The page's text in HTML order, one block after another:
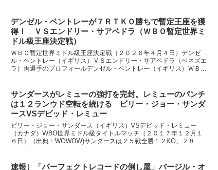
デンゼル・ベントレーが７ＲＴＫＯ勝ちで暫定王座を獲
得！ ＶＳエンドリー・サアベドラ（ＷＢＯ暫定世界ミ
ドル級王座決定戦）
ＷＢＯ暫定世界ミドル級王座決定戦（２０２６年４月４日）デンゼ
ル・ベントレー（イギリス）ＶＳエンドリー・サアベドラ（ベネズエ
ラ）両選手のプロフィールデンゼル・ベントレー（イギリス）ＷＢＯ
サンダースがレミューの強打を完封。レミューのパンチ
は１２ランウド空転を続ける ビリー・ジョー・サンダ
ースVSデビッド・レミュー
ビリー・ジョー・サンダース（イギリス）VSデビッド・レミュー
（カナダ）WBO世界ミドル級タイトルマッチ（２０１７年１２月１
６日）（出典：WOWOW)サンダースは２５戦全勝１２KO、２８
速報）「パーフェクトレコードの倒し屋」バージル・オ